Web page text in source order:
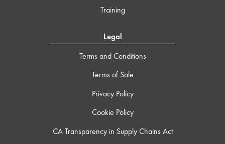
Training
Legal
Terms and Conditions
Terms of Sale
Privacy Policy
Cookie Policy
CA Transparency in Supply Chains Act